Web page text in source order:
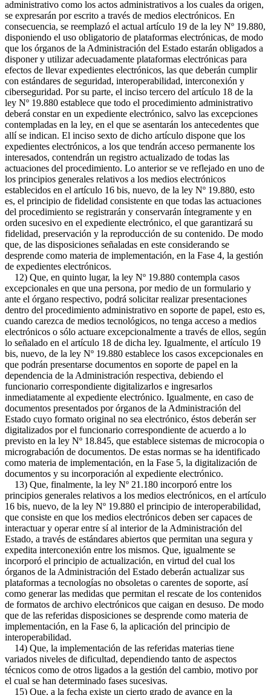
administrativo como los actos administrativos a los cuales da origen,
se expresarán por escrito a través de medios electrónicos. En
consecuencia, se reemplazó el actual artículo 19 de la ley Nº 19.880,
disponiendo el uso obligatorio de plataformas electrónicas, de modo
que los órganos de la Administración del Estado estarán obligados a
disponer y utilizar adecuadamente plataformas electrónicas para
efectos de llevar expedientes electrónicos, las que deberán cumplir
con estándares de seguridad, interoperabilidad, interconexión y
ciberseguridad. Por su parte, el inciso tercero del artículo 18 de la
ley Nº 19.880 establece que todo el procedimiento administrativo
deberá constar en un expediente electrónico, salvo las excepciones
contempladas en la ley, en el que se asentarán los antecedentes que
allí se indican. El inciso sexto de dicho artículo dispone que los
expedientes electrónicos, a los que tendrán acceso permanente los
interesados, contendrán un registro actualizado de todas las
actuaciones del procedimiento. Lo anterior se ve reflejado en uno de
los principios generales relativos a los medios electrónicos
establecidos en el artículo 16 bis, nuevo, de la ley Nº 19.880, esto
es, el principio de fidelidad consistente en que todas las actuaciones
del procedimiento se registrarán y conservarán íntegramente y en
orden sucesivo en el expediente electrónico, el que garantizará su
fidelidad, preservación y la reproducción de su contenido. De modo
que, de las disposiciones señaladas en este considerando se
desprende como materia de implementación, en la Fase 4, la gestión
de expedientes electrónicos.
12) Que, en quinto lugar, la ley Nº 19.880 contempla casos
excepcionales en que una persona, por medio de un formulario y
ante el órgano respectivo, podrá solicitar realizar presentaciones
dentro del procedimiento administrativo en soporte de papel, esto es,
cuando carezca de medios tecnológicos, no tenga acceso a medios
electrónicos o sólo actuare excepcionalmente a través de ellos, según
lo señalado en el artículo 18 de dicha ley. Igualmente, el artículo 19
bis, nuevo, de la ley Nº 19.880 establece los casos excepcionales en
que podrán presentarse documentos en soporte de papel en la
dependencia de la Administración respectiva, debiendo el
funcionario correspondiente digitalizarlos e ingresarlos
inmediatamente al expediente electrónico. Igualmente, en caso de
documentos presentados por órganos de la Administración del
Estado cuyo formato original no sea electrónico, éstos deberán ser
digitalizados por el funcionario correspondiente de acuerdo a lo
previsto en la ley Nº 18.845, que establece sistemas de microcopia o
micrograbación de documentos. De estas normas se ha identificado
como materia de implementación, en la Fase 5, la digitalización de
documentos y su incorporación al expediente electrónico.
13) Que, finalmente, la ley Nº 21.180 incorporó entre los
principios generales relativos a los medios electrónicos, en el artículo
16 bis, nuevo, de la ley Nº 19.880 el principio de interoperabilidad,
que consiste en que los medios electrónicos deben ser capaces de
interactuar y operar entre sí al interior de la Administración del
Estado, a través de estándares abiertos que permitan una segura y
expedita interconexión entre los mismos. Que, igualmente se
incorporó el principio de actualización, en virtud del cual los
órganos de la Administración del Estado deberán actualizar sus
plataformas a tecnologías no obsoletas o carentes de soporte, así
como generar las medidas que permitan el rescate de los contenidos
de formatos de archivo electrónicos que caigan en desuso. De modo
que de las referidas disposiciones se desprende como materia de
implementación, en la Fase 6, la aplicación del principio de
interoperabilidad.
14) Que, la implementación de las referidas materias tiene
variados niveles de dificultad, dependiendo tanto de aspectos
técnicos como de otros ligados a la gestión del cambio, motivo por
el cual se han determinado fases sucesivas.
15) Que, a la fecha existe un cierto grado de avance en la